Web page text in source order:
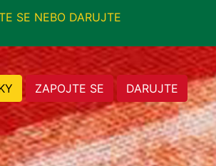
SE NEBO DARUJTE
ZAPOJTE SE DARUJTE